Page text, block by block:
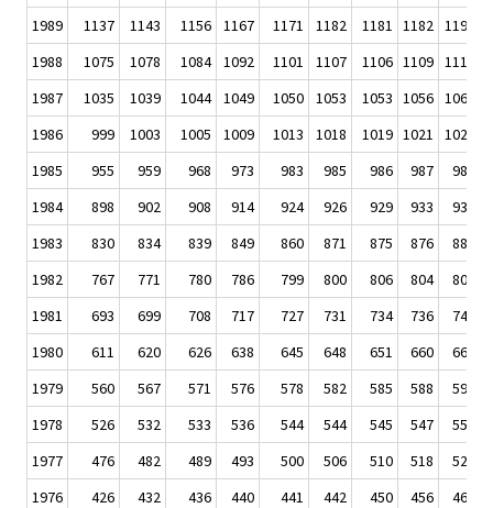
1989
1137 1143 1156 1167 1171 1182 1181 1182 1195
1988
1075 1078 1084 1092 1101 1107 1106 1109 1119
1987
1035 1039 1044 1049 1050 1053 1053 1056 1060
1986
999 1003 1005 1009 1013 1018 1019 1021 1021
1985
955 959 968 973 983 985 986 987
989
1984
898 902 908 914 924 926 929 933
939
1983
830 834 839 849 860 871 875 876
881
1982
767 771 780 786 799 800 806 804
806
1981
693 699 708 717 727 731 734 736
745
1980
611 620 626 638 645 648 651 660
669
1979
560 567 571 576 578 582 585 588
593
1978
526 532 533 536 544 544 545 547
551
1977
476 482 489 493 500 506 510 518
520
1976
426 432 436 440 441 442 450 456
460